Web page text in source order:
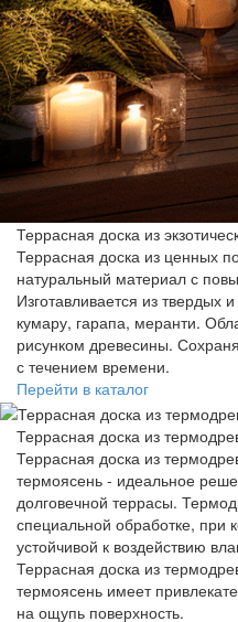
Террасная доска из
Террасная доска из ценных
натуральный материал с
Изготавливается из твердых
кумару, гарапа, меранти.
рисунком древесины.
с течением времени.
Перейти в каталог
Террасная доска из
Террасная доска из
термоясень - идеальное
долговечной террасы.
специальной обработке, при
устойчивой к воздействию
Террасная доска из
термоясень имеет
на ощупь поверхность.